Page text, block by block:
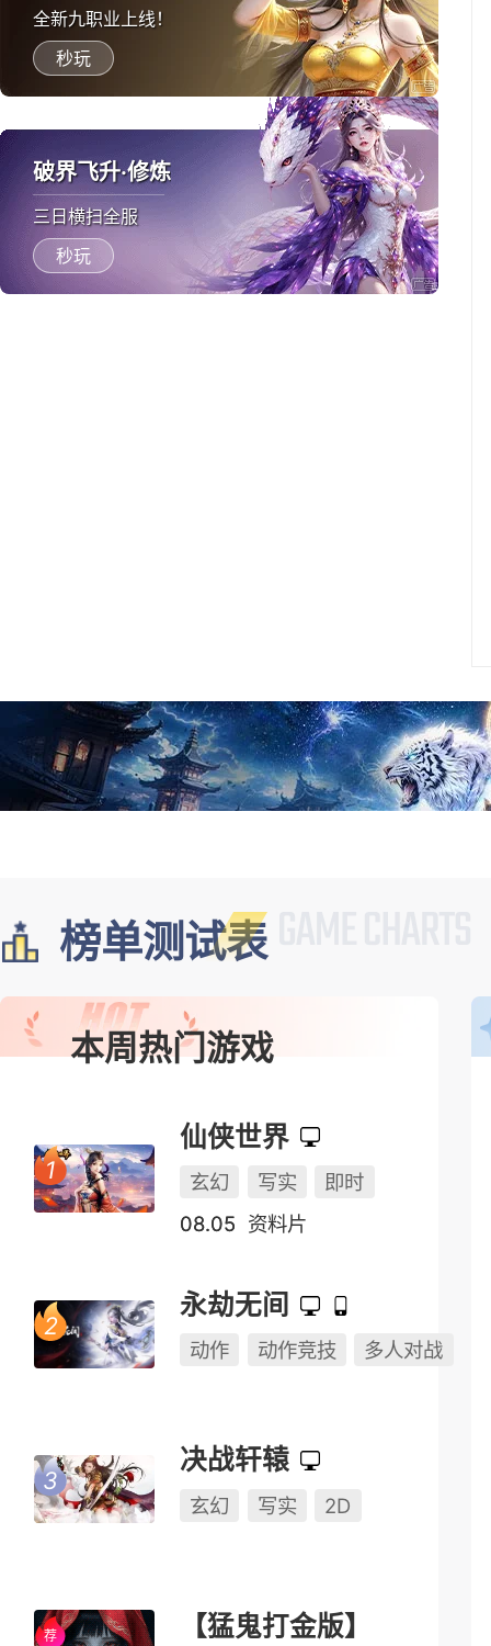
全新九职业上线！
秒玩
破界飞升·修炼
三日横扫全服
秒玩
榜单测试表
本周热门游戏
仙侠世界
玄幻 写实
即时
08.05 资料片
永劫无间
动作 动作竞技 多人对战
决战轩辕
玄幻 写实 2D
【猛鬼打金版】